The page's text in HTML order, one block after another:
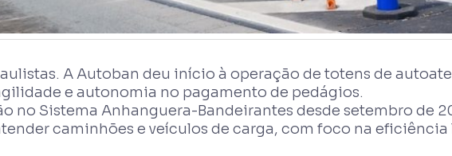
A Autoban deu início à operação de totens de
e autonomia no pagamento de pedágios.
no Sistema Anhanguera-Bandeirantes desde setembro de
caminhões e veículos de carga, com foco na eficiência